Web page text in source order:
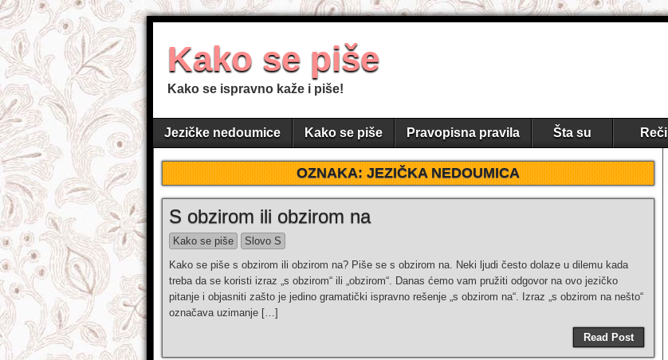
Kako se piše
Kako se ispravno kaže i piše!
Jezičke nedoumice Kako se piše Pravopisna pravila Šta su Reči
OZNAKA:JEZIČKA NEDOUMICA
S obzirom ili obzirom na
Kako se piše
Slovo S
Kako se piše s obzirom ili obzirom na? Piše se s obzirom na. Neki ljudi često dolaze u dilemu kada
treba da se koristi izraz „s obzirom“ ili „obzirom“. Danas ćemo vam pružiti odgovor na ovo jezičko
pitanje i objasniti zašto je jedino gramatički ispravno rešenje „s obzirom na“. Izraz „s obzirom na nešto“
označava uzimanje […]
Read Post